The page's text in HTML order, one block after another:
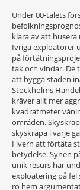
Under 00-talets
klara av att
Ivriga exploatörer
på
tak och vindar. De
att bygga staden
Stockholms
kräver allt mer
kvadratmeter
områden.
skyskrapa i varje
I ivern att förtäta
betydelse. Synen
unik resurs har
exploatering på
ro hem